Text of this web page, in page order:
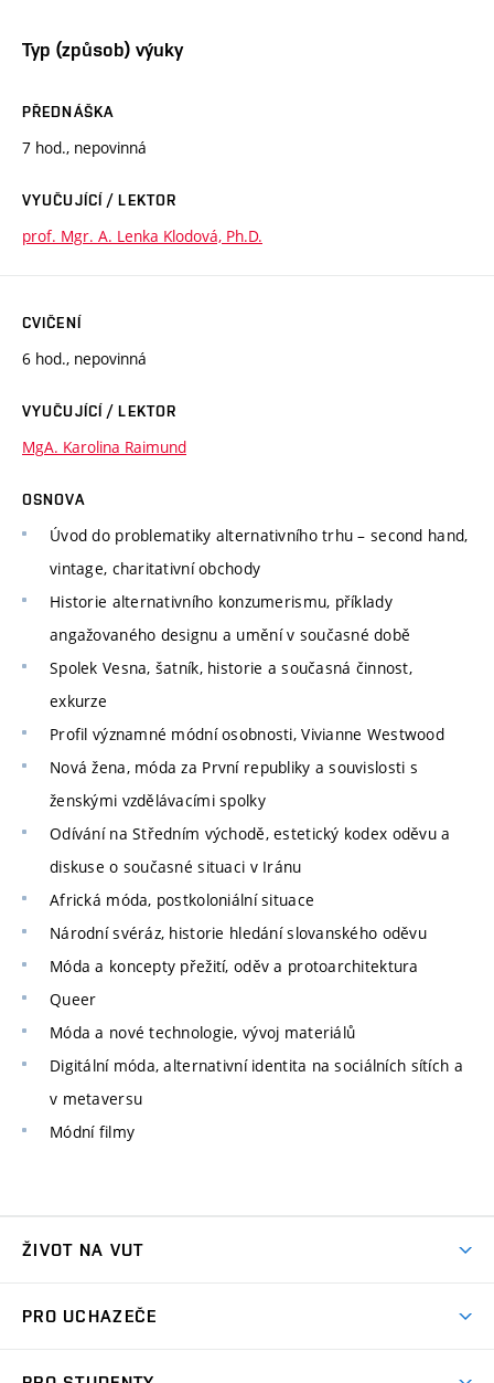
Typ (způsob) výuky
PŘEDNÁŠKA
7 hod., nepovinná
VYUČUJÍCÍ / LEKTOR
prof. Mgr. A. Lenka Klodová, Ph.D.
CVIČENÍ
6 hod., nepovinná
VYUČUJÍCÍ / LEKTOR
MgA. Karolina Raimund
OSNOVA
Úvod do problematiky alternativního trhu – second hand,
vintage, charitativní obchody
Historie alternativního konzumerismu, příklady
angažovaného designu a umění v současné době
Spolek Vesna, šatník, historie a současná činnost,
exkurze
Profil významné módní osobnosti, Vivianne Westwood
Nová žena, móda za První republiky a souvislosti s
ženskými vzdělávacími spolky
Odívání na Středním východě, estetický kodex oděvu a
diskuse o současné situaci v Iránu
Africká móda, postkoloniální situace
Národní svéráz, historie hledání slovanského oděvu
Móda a koncepty přežití, oděv a protoarchitektura
Queer
Móda a nové technologie, vývoj materiálů
Digitální móda, alternativní identita na sociálních sítích a
v metaversu
Módní filmy
ŽIVOT NA VUT
Koleje
PRO UCHAZEČE